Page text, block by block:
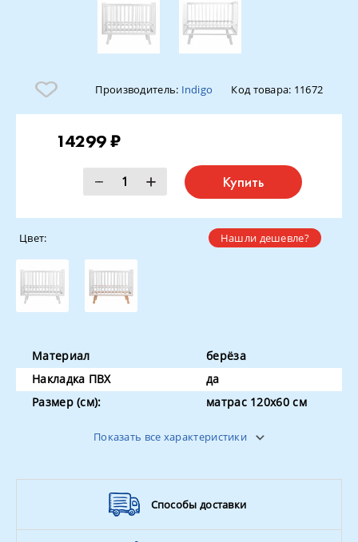
Производитель: Indigo Код товара: 11672
14299 ₽
Купить
Нашли дешевле?
Цвет:
Материал
берёза
Накладка ПВХ
да
Размер (см):
матрас 120х60 см
Показать все характеристики
Способы доставки